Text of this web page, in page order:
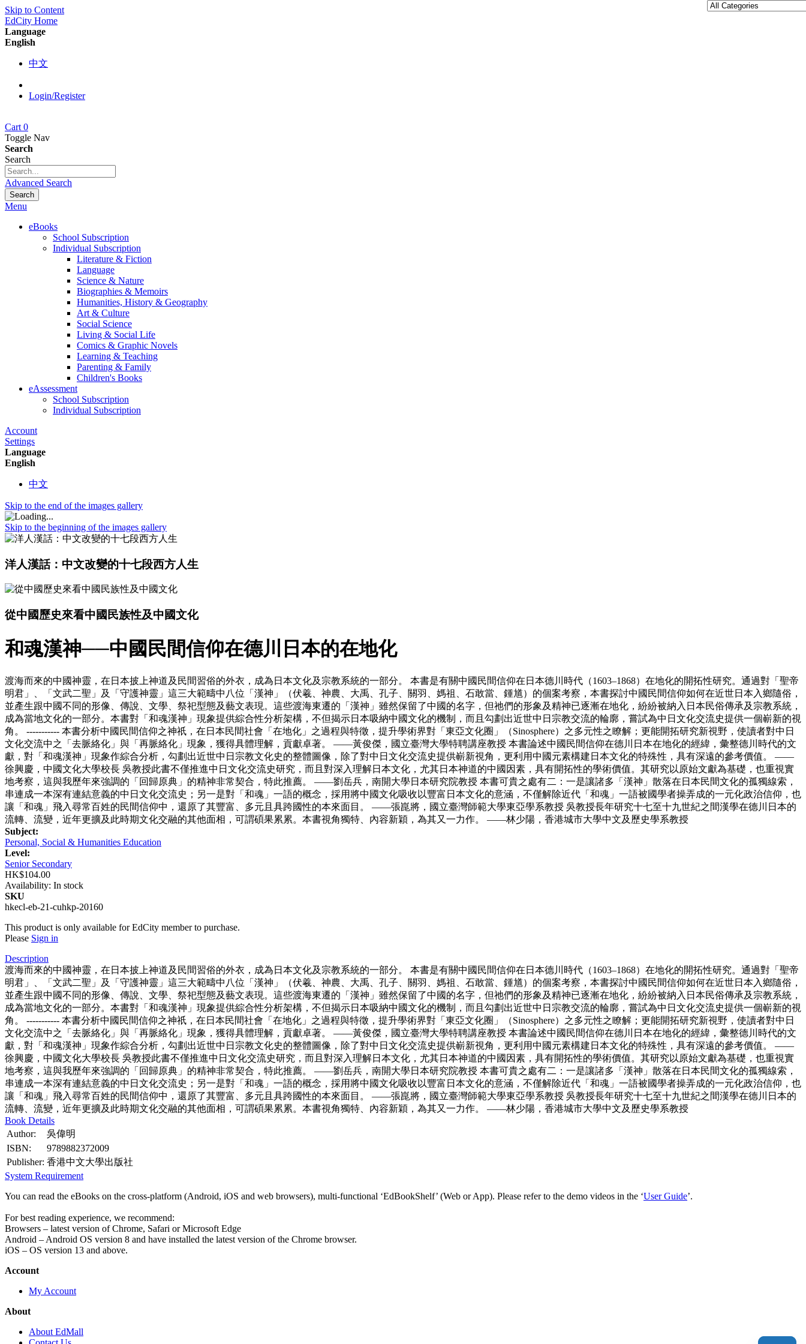
Skip to Content
EdCity Home
Language
English
中文
Login/Register
Cart 0
Toggle Nav
Search
Search
Advanced Search
Search
Menu
eBooks
School Subscription
Individual Subscription
Literature & Fiction
Language
Science & Nature
Biographies & Memoirs
Humanities, History & Geography
Art & Culture
Social Science
Living & Social Life
Comics & Graphic Novels
Learning & Teaching
Parenting & Family
Children's Books
eAssessment
School Subscription
Individual Subscription
Account
Settings
Language
English
中文
Skip to the end of the images gallery
Skip to the beginning of the images gallery
洋人漢話：中文改變的十七段西方人生
從中國歷史來看中國民族性及中國文化
和魂漢神──中國民間信仰在德川日本的在地化
渡海而來的中國神靈，在日本披上神道及民間習俗的外衣，成為日本文化及宗教系統的一部分。 本書是有關中國民間信仰在日本德川時代（1603–1868）在地化的開拓性研究。通過對「聖帝
明君」、「文武二聖」及「守護神靈」這三大範疇中八位「漢神」（伏羲、神農、大禹、孔子、關羽、媽祖、石敢當、鍾馗）的個案考察，本書探討中國民間信仰如何在近世日本入鄉隨俗，
並產生跟中國不同的形像、傳說、文學、祭祀型態及藝文表現。這些渡海東遷的「漢神」雖然保留了中國的名字，但祂們的形象及精神已逐漸在地化，紛紛被納入日本民俗傳承及宗教系統，
成為當地文化的一部分。本書對「和魂漢神」現象提供綜合性分析架構，不但揭示日本吸納中國文化的機制，而且勾劃出近世中日宗教交流的輪廓，嘗試為中日文化交流史提供一個嶄新的視
角。 ----------- 本書分析中國民間信仰之神祇，在日本民間社會「在地化」之過程與特徵，提升學術界對「東亞文化圈」（Sinosphere）之多元性之瞭解；更能開拓研究新視野，使讀者對中日
文化交流中之「去脈絡化」與「再脈絡化」現象，獲得具體理解，貢獻卓著。 ——黃俊傑，國立臺灣大學特聘講座教授 本書論述中國民間信仰在德川日本在地化的經緯，彙整德川時代的文
獻，對「和魂漢神」現象作綜合分析，勾劃出近世中日宗教文化史的整體圖像，除了對中日文化交流史提供嶄新視角，更利用中國元素構建日本文化的特殊性，具有深遠的參考價值。 ——
徐興慶，中國文化大學校長 吳教授此書不僅推進中日文化交流史研究，而且對深入理解日本文化，尤其日本神道的中國因素，具有開拓性的學術價值。其研究以原始文獻為基礎，也重視實
地考察，這與我歷年來強調的「回歸原典」的精神非常契合，特此推薦。 ——劉岳兵，南開大學日本研究院教授 本書可貴之處有二：一是讓諸多「漢神」散落在日本民間文化的孤獨線索，
串連成一本深有連結意義的中日文化交流史；另一是對「和魂」一語的概念，採用將中國文化吸收以豐富日本文化的意涵，不僅解除近代「和魂」一語被國學者操弄成的一元化政治信仰，也
讓「和魂」飛入尋常百姓的民間信仰中，還原了其豐富、多元且具跨國性的本來面目。 ——張崑將，國立臺灣師範大學東亞學系教授 吳教授長年研究十七至十九世紀之間漢學在德川日本的
流轉、流變，近年更擴及此時期文化交融的其他面相，可謂碩果累累。本書視角獨特、內容新穎，為其又一力作。 ——林少陽，香港城市大學中文及歷史學系教授
Subject:
Personal, Social & Humanities Education
Level:
Senior Secondary
HK$104.00
Availability: In stock
SKU
hkecl-eb-21-cuhkp-20160
This product is only available for EdCity member to purchase.
Please Sign in
Description
渡海而來的中國神靈，在日本披上神道及民間習俗的外衣，成為日本文化及宗教系統的一部分。 本書是有關中國民間信仰在日本德川時代（1603–1868）在地化的開拓性研究。通過對「聖帝
明君」、「文武二聖」及「守護神靈」這三大範疇中八位「漢神」（伏羲、神農、大禹、孔子、關羽、媽祖、石敢當、鍾馗）的個案考察，本書探討中國民間信仰如何在近世日本入鄉隨俗，
並產生跟中國不同的形像、傳說、文學、祭祀型態及藝文表現。這些渡海東遷的「漢神」雖然保留了中國的名字，但祂們的形象及精神已逐漸在地化，紛紛被納入日本民俗傳承及宗教系統，
成為當地文化的一部分。本書對「和魂漢神」現象提供綜合性分析架構，不但揭示日本吸納中國文化的機制，而且勾劃出近世中日宗教交流的輪廓，嘗試為中日文化交流史提供一個嶄新的視
角。 ----------- 本書分析中國民間信仰之神祇，在日本民間社會「在地化」之過程與特徵，提升學術界對「東亞文化圈」（Sinosphere）之多元性之瞭解；更能開拓研究新視野，使讀者對中日
文化交流中之「去脈絡化」與「再脈絡化」現象，獲得具體理解，貢獻卓著。 ——黃俊傑，國立臺灣大學特聘講座教授 本書論述中國民間信仰在德川日本在地化的經緯，彙整德川時代的文
獻，對「和魂漢神」現象作綜合分析，勾劃出近世中日宗教文化史的整體圖像，除了對中日文化交流史提供嶄新視角，更利用中國元素構建日本文化的特殊性，具有深遠的參考價值。 ——
徐興慶，中國文化大學校長 吳教授此書不僅推進中日文化交流史研究，而且對深入理解日本文化，尤其日本神道的中國因素，具有開拓性的學術價值。其研究以原始文獻為基礎，也重視實
地考察，這與我歷年來強調的「回歸原典」的精神非常契合，特此推薦。 ——劉岳兵，南開大學日本研究院教授 本書可貴之處有二：一是讓諸多「漢神」散落在日本民間文化的孤獨線索，
串連成一本深有連結意義的中日文化交流史；另一是對「和魂」一語的概念，採用將中國文化吸收以豐富日本文化的意涵，不僅解除近代「和魂」一語被國學者操弄成的一元化政治信仰，也
讓「和魂」飛入尋常百姓的民間信仰中，還原了其豐富、多元且具跨國性的本來面目。 ——張崑將，國立臺灣師範大學東亞學系教授 吳教授長年研究十七至十九世紀之間漢學在德川日本的
流轉、流變，近年更擴及此時期文化交融的其他面相，可謂碩果累累。本書視角獨特、內容新穎，為其又一力作。 ——林少陽，香港城市大學中文及歷史學系教授
Book Details
Author:
吳偉明
ISBN:
9789882372009
Publisher: 香港中文大學出版社
System Requirement
You can read the eBooks on the cross-platform (Android, iOS and web browsers), multi-functional ‘EdBookShelf’ (Web or App). Please refer to the demo videos in the ‘User Guide’.
For best reading experience, we recommend:
Browsers – latest version of Chrome, Safari or Microsoft Edge
Android – Android OS version 8 and have installed the latest version of the Chrome browser.
iOS – OS version 13 and above.
Account
My Account
About
About EdMall